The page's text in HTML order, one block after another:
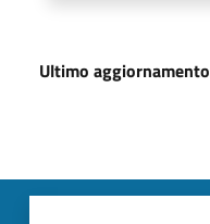
Ultimo aggiornamento